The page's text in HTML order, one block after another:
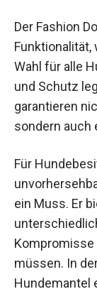
Der Fashion
Funktionalität,
Wahl für alle
und Schutz
garantieren
sondern auch
Für
ein Muss. Er
Kompromisse
müssen. In
Hundemantel